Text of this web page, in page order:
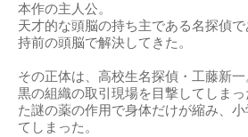
本作の主人公。
天才的な頭脳の持ち主である名探偵
持前の頭脳で解決してきた。
その正体は、高校生名探偵・工藤新一
黒の組織の取引現場を目撃してしま
た謎の薬の作用で身体だけが縮み、
てしまった。